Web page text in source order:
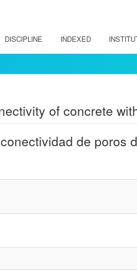
DISCIPLINE INDEXED
of concrete
de poros